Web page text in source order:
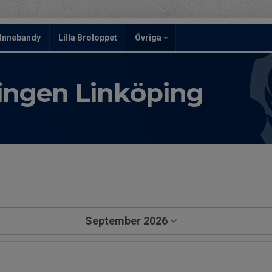
Innebandy Lilla Broloppet Övriga
Linköping
September 2026